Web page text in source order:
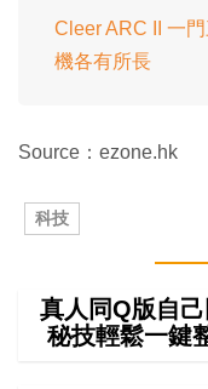
Cleer ARC II 一
機各有所長
Source：ezone.hk
科技
真人同Q版自
秘技輕鬆一鍵